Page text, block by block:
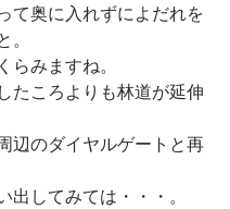
て奥に入れずによだれを
らみますね。
たころよりも林道が延伸
辺のダイヤルゲートと再
出してみては・・・。